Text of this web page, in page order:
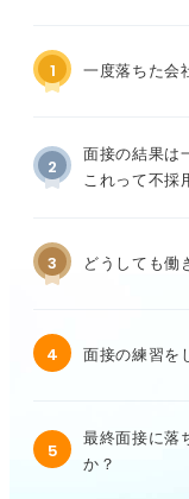
1 一度落ちた会
2
面接の結果は
これって不採
3 どうしても働
4 面接の練習を
5
最終面接に落
か？